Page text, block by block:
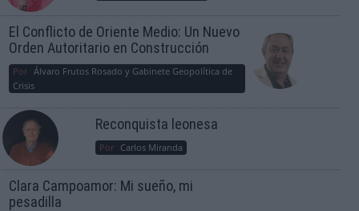
El Conflicto de Oriente Medio: Un Nuevo
Orden Autoritario en Construcción
Por Álvaro Frutos Rosado y Gabinete Geopolítica de
Crisis
Reconquista leonesa
Por Carlos Miranda
Clara Campoamor: Mi sueño, mi
pesadilla